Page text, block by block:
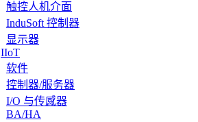
触控人机介面
InduSoft 控制器
显示器
IIoT
软件
控制器/服务器
I/O 与传感器
BA/HA